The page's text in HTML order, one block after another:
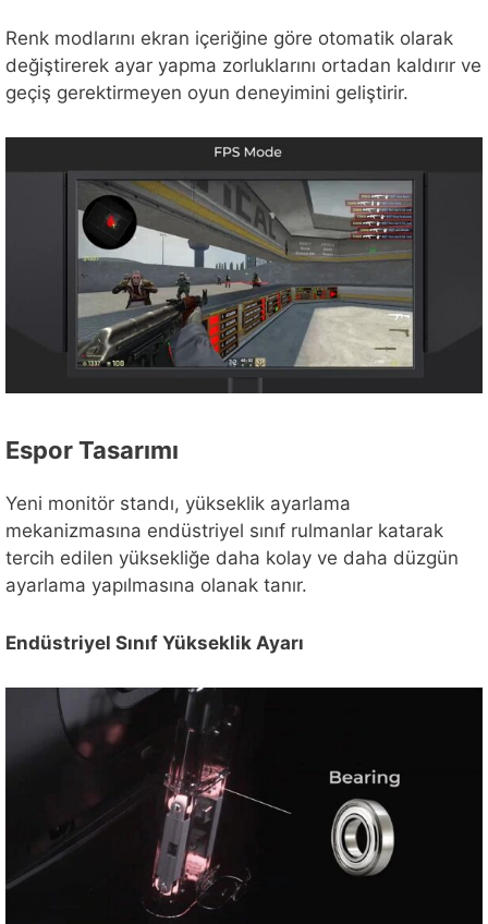
Renk modlarını ekran içeriğine göre otomatik olarak
değiştirerek ayar yapma zorluklarını ortadan kaldırır ve
geçiş gerektirmeyen oyun deneyimini geliştirir.
Espor Tasarımı
Yeni monitör standı, yükseklik ayarlama
mekanizmasına endüstriyel sınıf rulmanlar katarak
tercih edilen yüksekliğe daha kolay ve daha düzgün
ayarlama yapılmasına olanak tanır.
Endüstriyel Sınıf Yükseklik Ayarı